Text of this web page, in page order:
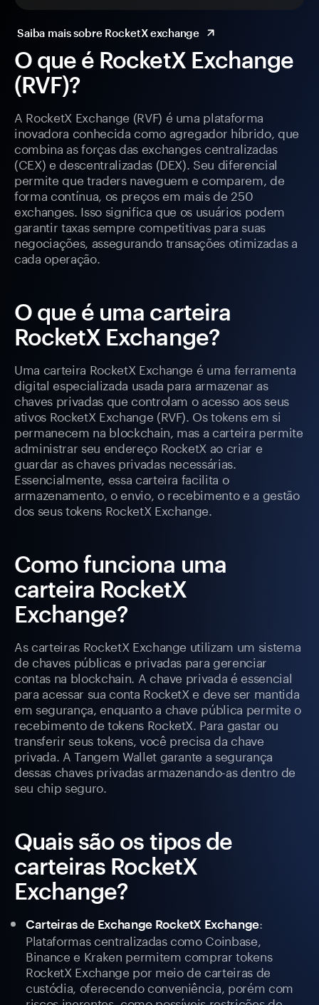
O que é RocketX Exchange
(RVF)?
A RocketX Exchange (RVF) é uma plataforma
inovadora conhecida como agregador híbrido, que
combina as forças das exchanges centralizadas
(CEX) e descentralizadas (DEX). Seu diferencial
permite que traders naveguem e comparem, de
forma contínua, os preços em mais de 250
exchanges. Isso significa que os usuários podem
garantir taxas sempre competitivas para suas
negociações, assegurando transações otimizadas a
cada operação.
O que é uma carteira
RocketX Exchange?
Uma carteira RocketX Exchange é uma ferramenta
digital especializada usada para armazenar as
chaves privadas que controlam o acesso aos seus
ativos RocketX Exchange (RVF). Os tokens em si
permanecem na blockchain, mas a carteira permite
administrar seu endereço RocketX ao criar e
guardar as chaves privadas necessárias.
Essencialmente, essa carteira facilita o
armazenamento, o envio, o recebimento e a gestão
dos seus tokens RocketX Exchange.
Como funciona uma
carteira RocketX
Exchange?
As carteiras RocketX Exchange utilizam um sistema
de chaves públicas e privadas para gerenciar
contas na blockchain. A chave privada é essencial
para acessar sua conta RocketX e deve ser mantida
em segurança, enquanto a chave pública permite o
recebimento de tokens RocketX. Para gastar ou
transferir seus tokens, você precisa da chave
privada. A Tangem Wallet garante a segurança
dessas chaves privadas armazenando-as dentro de
seu chip seguro.
Quais são os tipos de
carteiras RocketX
Exchange?
Carteiras de Exchange RocketX Exchange:
Plataformas centralizadas como Coinbase,
Binance e Kraken permitem comprar tokens
RocketX Exchange por meio de carteiras de
custódia, oferecendo conveniência, porém com
Saiba mais sobre RocketX exchange